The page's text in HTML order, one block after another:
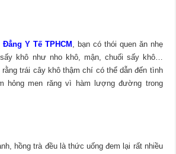
Đẳng Y Tế TPHCM , bạn có thói quen ăn nhẹ
khô như nho khô, mận, chuối sấy khô…
rằng trái cây khô thậm chí có thể dẫn đến tình
hỏng men răng vì hàm lượng đường trong
hồng trà đều là thức uống đem lại rất nhiều